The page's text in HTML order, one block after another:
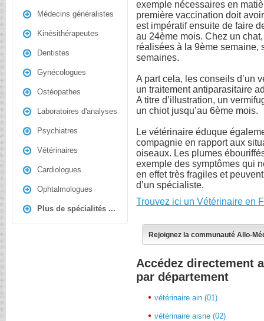
Médecins généralistes
Kinésithérapeutes
Dentistes
Gynécologues
Ostéopathes
Laboratoires d'analyses
Psychiatres
Vétérinaires
Cardiologues
Ophtalmologues
Plus de spécialités ...
exemple nécessaires en
première vaccination doit
est impératif ensuite de faire
au 24ème mois. Chez un
réalisées à la 9ème semaine,
semaines.
A part cela, les conseils d’un
un traitement antiparasitaire
A titre d’illustration, un
un chiot jusqu’au 6ème mois.
Le vétérinaire éduque
compagnie en rapport aux
oiseaux. Les plumes
exemple des symptômes qui
en effet très fragiles et
d’un spécialiste.
Trouvez ici un Vétérinaire en
Rejoignez la communauté Allo-
Accédez directement
par département
vétérinaire ain (01)
vétérinaire aisne (02)